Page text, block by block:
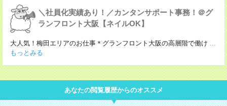
＼社員化実績あり！／カンタンサポート事務！＠グ
ランフロント大阪【ネイルOK】
大人気！梅田エリアのお仕事＊グランフロント大阪の高層階で働け ...
もっとみる
あなたの閲覧履歴からのオススメ